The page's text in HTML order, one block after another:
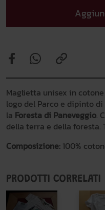
Maglietta unisex in
logo del Parco e dipinto
la Foresta di Paneveggio.
della terra e della foresta.
Composizione: 100%
PRODOTTI CORRELATI